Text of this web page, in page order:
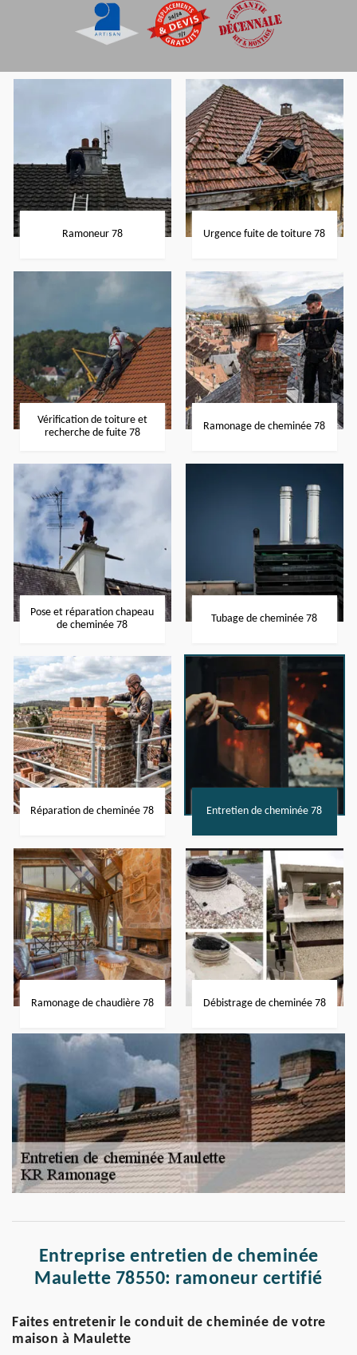
Ramoneur 78 Urgence fuite de toiture 78
Vérification de toiture et
recherche de fuite 78
Ramonage de cheminée 78
Pose et réparation chapeau
de cheminée 78
Tubage de cheminée 78
Réparation de cheminée 78 Entretien de cheminée 78
Ramonage de chaudière 78 Débistrage de cheminée 78
Entreprise entretien de cheminée
Maulette 78550: ramoneur certifié
Faites entretenir le conduit de cheminée de votre
maison à Maulette